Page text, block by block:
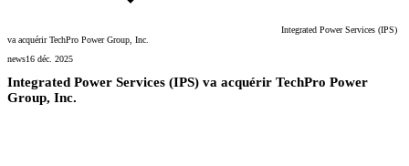
Integrated Power Services (IPS)
va acquérir TechPro Power Group, Inc.
news16 déc. 2025
Integrated Power Services (IPS) va acquérir TechPro Power
Group, Inc.